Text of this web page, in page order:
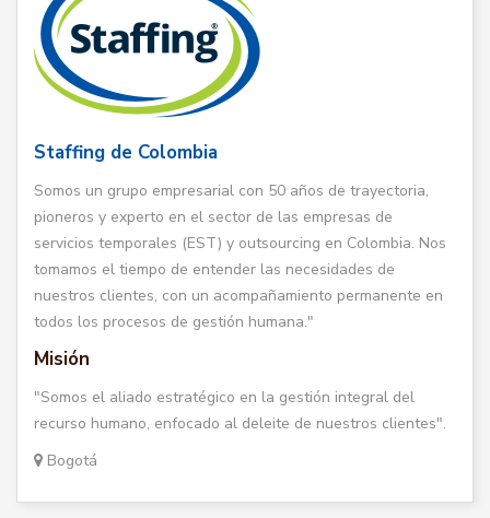
Staffing de Colombia
Somos un grupo empresarial con 50 años de trayectoria,
pioneros y experto en el sector de las empresas de
servicios temporales (EST) y outsourcing en Colombia. Nos
tomamos el tiempo de entender las necesidades de
nuestros clientes, con un acompañamiento permanente en
todos los procesos de gestión humana."
Misión
"Somos el aliado estratégico en la gestión integral del
recurso humano, enfocado al deleite de nuestros clientes".
Bogotá